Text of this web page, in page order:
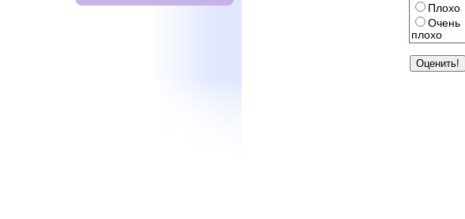
Плохо
Очень
плохо